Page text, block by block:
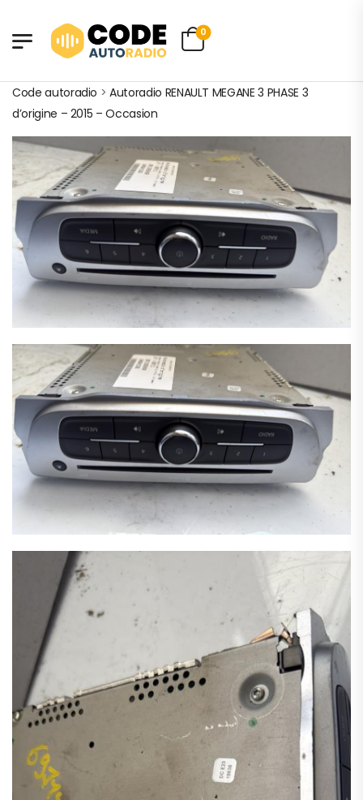
0
Code autoradio >Autoradio RENAULT MEGANE 3 PHASE 3
d’origine – 2015 – Occasion